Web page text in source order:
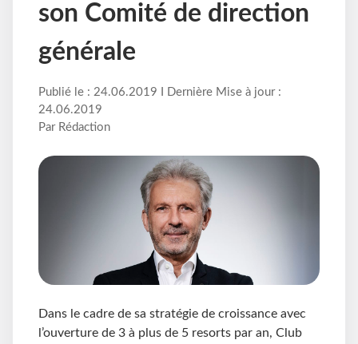
son Comité de direction
générale
Publié le : 24.06.2019 I Dernière Mise à jour :
24.06.2019
Par Rédaction
Dans le cadre de sa stratégie de croissance avec
l’ouverture de 3 à plus de 5 resorts par an, Club